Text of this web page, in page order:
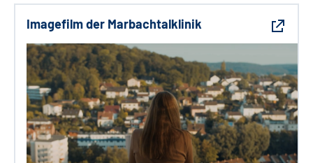
Imagefilm der Marbachtalklinik